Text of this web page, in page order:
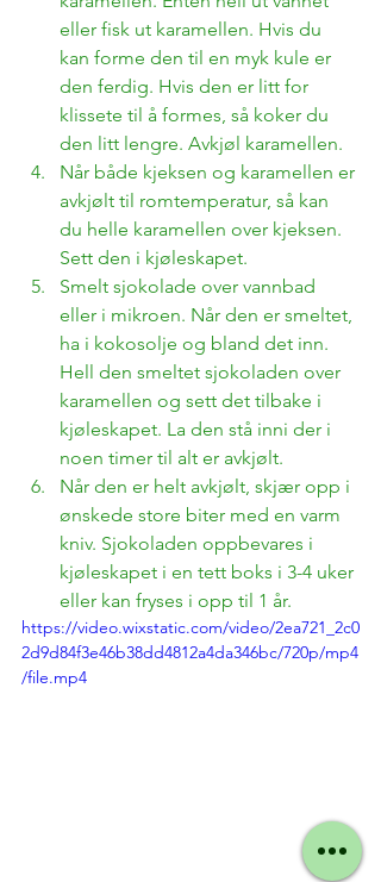
eller fisk ut karamellen. Hvis du
kan forme den til en myk kule er
den ferdig. Hvis den er litt for
klissete til å formes, så koker du
den litt lengre. Avkjøl karamellen.
Når både kjeksen og karamellen er
avkjølt til romtemperatur, så kan
du helle karamellen over kjeksen.
Sett den i kjøleskapet.
Smelt sjokolade over vannbad
eller i mikroen. Når den er smeltet,
ha i kokosolje og bland det inn.
Hell den smeltet sjokoladen over
karamellen og sett det tilbake i
kjøleskapet. La den stå inni der i
noen timer til alt er avkjølt.
Når den er helt avkjølt, skjær opp i
ønskede store biter med en varm
kniv. Sjokoladen oppbevares i
kjøleskapet i en tett boks i 3-4 uker
eller kan fryses i opp til 1 år.
https://video.wixstatic.com/video/2ea721_2c0
2d9d84f3e46b38dd4812a4da346bc/720p/mp4
/file.mp4